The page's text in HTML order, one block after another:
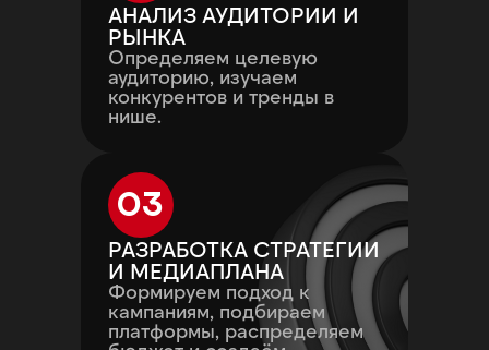
АНАЛИЗ АУДИТОРИИ И
РЫНКА
Определяем целевую
аудиторию, изучаем
конкурентов и тренды в
нише.
03
РАЗРАБОТКА СТРАТЕГИИ
И МЕДИАПЛАНА
Формируем подход к
кампаниям, подбираем
платформы, распределяем